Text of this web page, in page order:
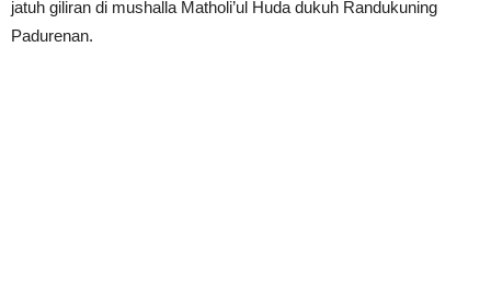
jatuh giliran di mushalla Matholi’ul Huda dukuh Randukuning
Padurenan.